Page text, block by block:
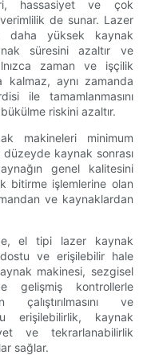
hassasiyet ve çok
de sunar. Lazer
daha yüksek kaynak
süresini azaltır ve
zaman ve işçilik
kalmaz, aynı zamanda
ile tamamlanmasını
riskini azaltır.
makineleri minimum
kaynak sonrası
genel kalitesini
bitirme işlemlerine olan
ve kaynaklardan
el tipi lazer kaynak
ve erişilebilir hale
makinesi, sezgisel
gelişmiş kontrollerle
ve
erişilebilirlik, kaynak
ve tekrarlanabilirlik
sağlar.